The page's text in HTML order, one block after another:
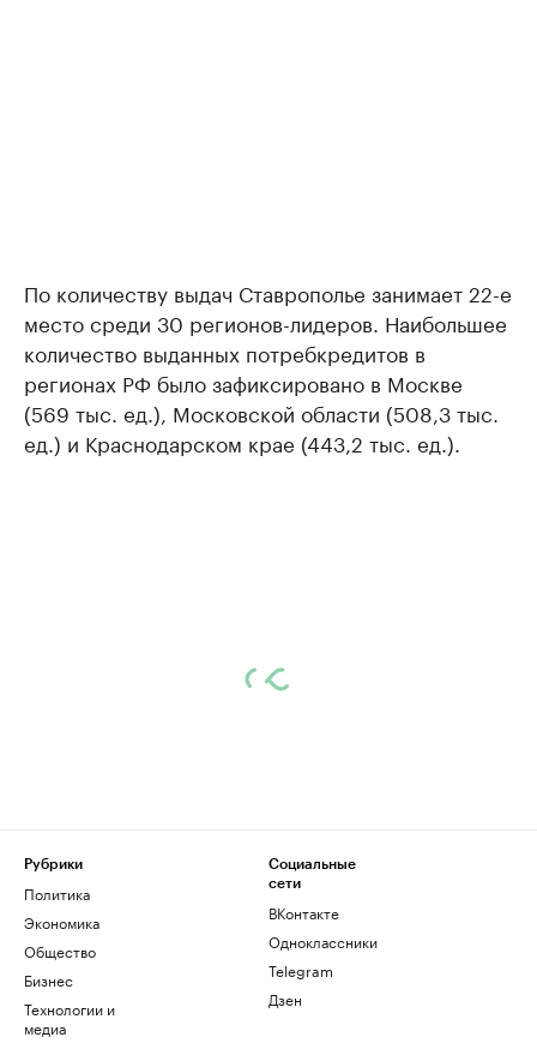
По количеству выдач Ставрополье занимает 22-е
место среди 30 регионов-лидеров. Наибольшее
количество выданных потребкредитов в
регионах РФ было зафиксировано в Москве
(569 тыс. ед.), Московской области (508,3 тыс.
ед.) и Краснодарском крае (443,2 тыс. ед.).
Рубрики
Политика
Экономика
Общество
Бизнес
Технологии и
медиа
Социальные
сети
ВКонтакте
Одноклассники
Telegram
Дзен